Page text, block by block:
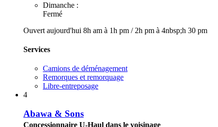
Dimanche :
Fermé
Ouvert aujourd'hui 8h am à 1h pm / 2h pm à 4nbsp;h 30 pm
Services
Camions de déménagement
Remorques et remorquage
Libre-entreposage
4
Abawa & Sons
Concessionnaire U-Haul dans le voisinage